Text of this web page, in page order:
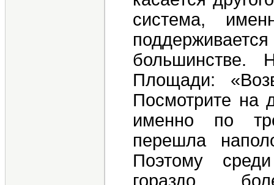
система,
большинстве.
Площади:
Посмотрите на
именно по
перешла
Поэтому
гораздо